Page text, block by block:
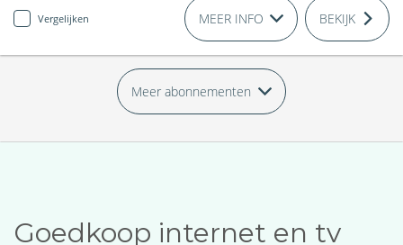
Vergelijken MEER INFO BEKIJK
Meer abonnementen
Goedkoop internet en tv